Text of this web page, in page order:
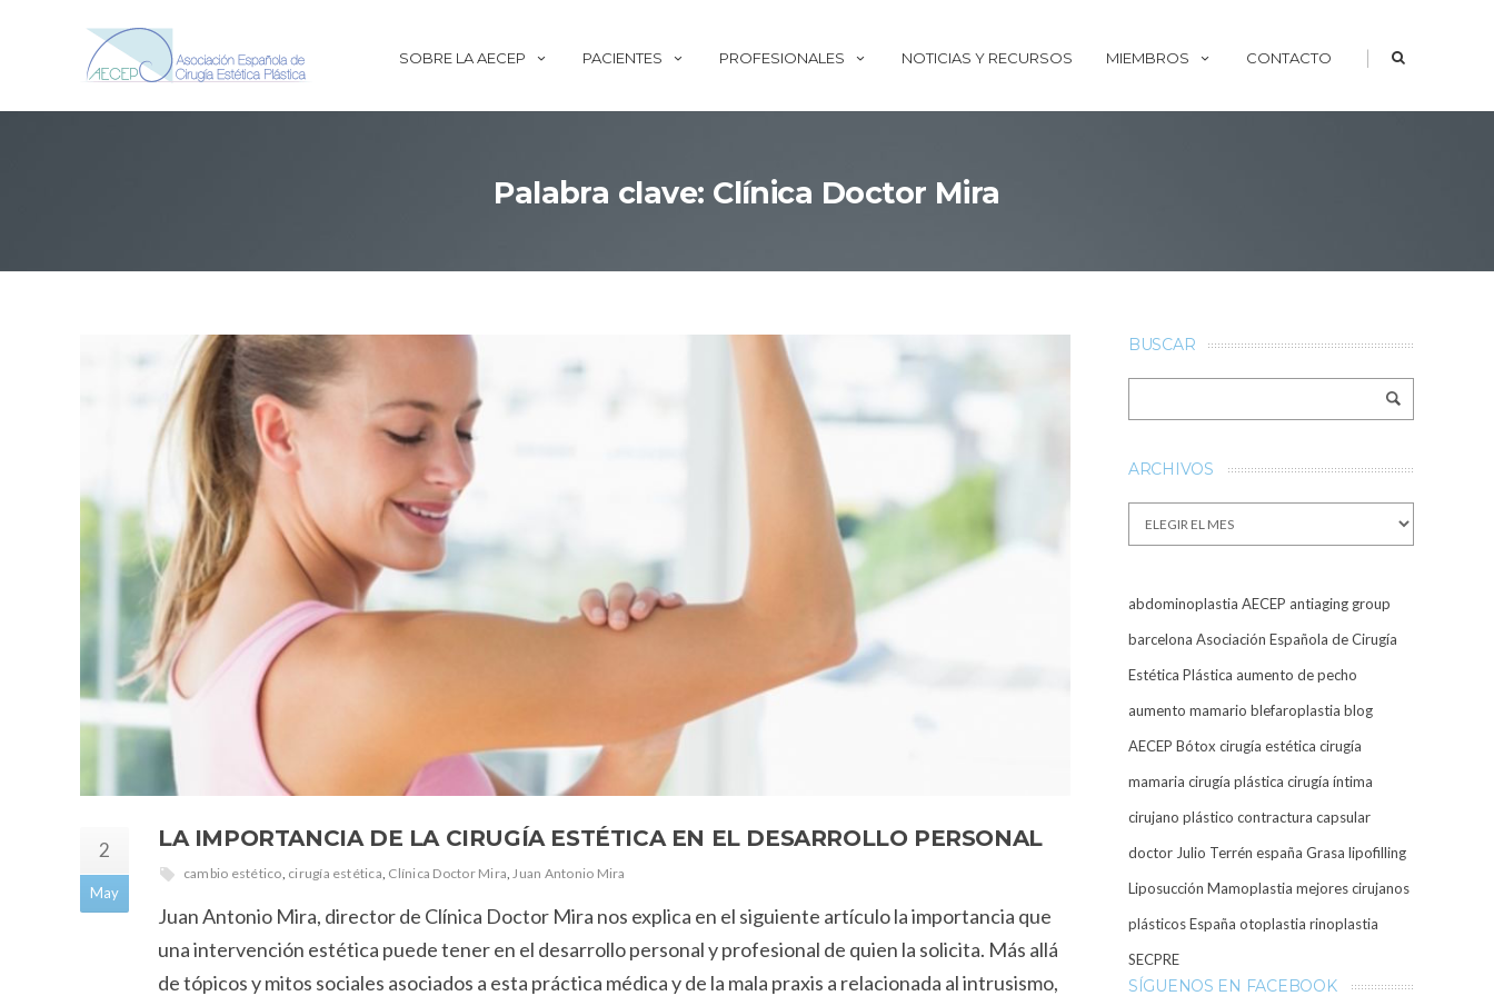
SOBRE LA AECEP PACIENTES PROFESIONALES NOTICIAS Y RECURSOS MIEMBROS CONTACTO |
Palabra clave: Clínica Doctor Mira
2
May
LA IMPORTANCIA DE LA CIRUGÍA ESTÉTICA EN EL DESARROLLO PERSONAL
cambio estético, cirugía estética, Clínica Doctor Mira,Juan Antonio Mira
Juan Antonio Mira, director de Clínica Doctor Mira nos explica en el siguiente artículo la importancia que
una intervención estética puede tener en el desarrollo personal y profesional de quien la solicita. Más allá
de tópicos y mitos sociales asociados a esta práctica médica y de la mala praxis a relacionada al intrusismo,
BUSCAR
ARCHIVOS
Archivos
abdominoplastia AECEP antiaging group
barcelona Asociación Española de Cirugía
Estética Plástica aumento de pecho
aumento mamario blefaroplastia blog
AECEP Bótox cirugía estética cirugía
mamaria cirugía plástica cirugía íntima
cirujano plástico contractura capsular
doctor Julio Terrén españa Grasa lipofilling
Liposucción Mamoplastia mejores cirujanos
plásticos España otoplastia rinoplastia
SECPRE
SÍGUENOS EN FACEBOOK